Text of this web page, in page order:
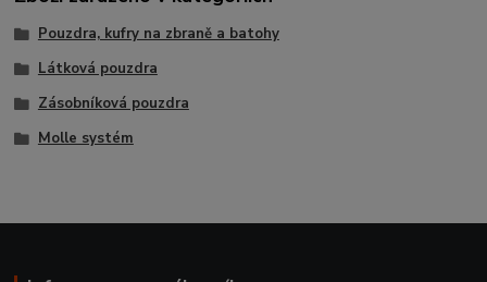
Pouzdra, kufry na zbraně a batohy
Látková pouzdra
Zásobníková pouzdra
Molle systém